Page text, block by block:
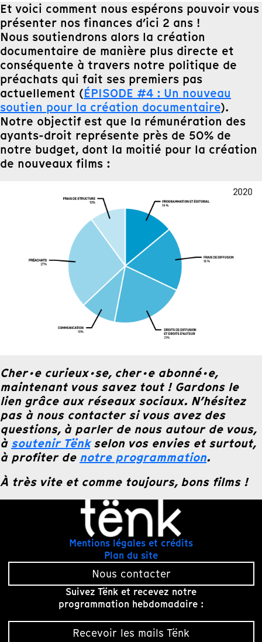
Et voici comment nous espérons pouvoir vous
présenter nos finances d’ici 2 ans !
Nous soutiendrons alors la création
documentaire de manière plus directe et
conséquente à travers notre politique de
préachats qui fait ses premiers pas
actuellement (ÉPISODE #4 : Un nouveau
soutien pour la création documentaire).
Notre objectif est que la rémunération des
ayants-droit représente près de 50% de
notre budget, dont la moitié pour la création
de nouveaux films :
Cher·e curieux·se, cher·e abonné·e,
maintenant vous savez tout ! Gardons le
lien grâce aux réseaux sociaux. N’hésitez
pas à nous contacter si vous avez des
questions, à parler de nous autour de vous,
à soutenir Tënkselon vos envies et surtout,
à profiter de notre programmation.
À très vite et comme toujours, bons films !
Mentions légales et crédits
Plan du site
Nous contacter
Suivez Tënk et recevez notre
programmation hebdomadaire :
Recevoir les mails Tënk